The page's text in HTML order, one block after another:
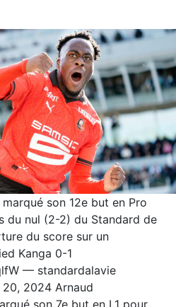
son 12e but en Pro
du nul (2-2) du Standard de
du score sur un
Kanga 0-1
— standardalavie
2024 Arnaud